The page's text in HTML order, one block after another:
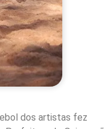
dos artistas fez